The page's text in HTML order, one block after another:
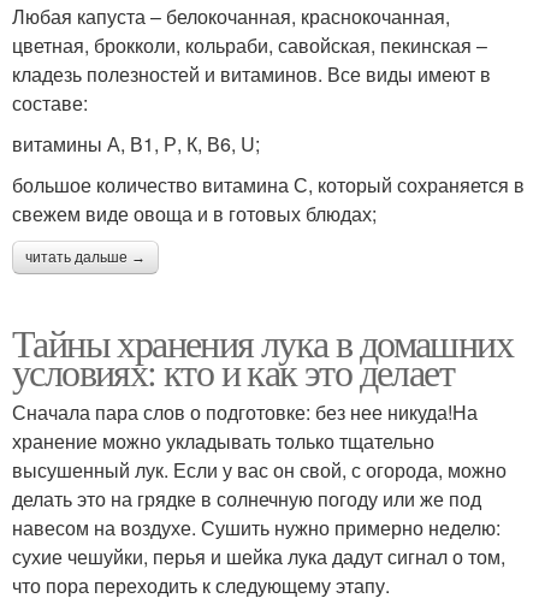
Любая капуста – белокочанная, краснокочанная,
цветная, брокколи, кольраби, савойская, пекинская –
кладезь полезностей и витаминов. Все виды имеют в
составе:
витамины А, В1, Р, К, В6, U;
большое количество витамина С, который сохраняется в
свежем виде овоща и в готовых блюдах;
читать дальше →
Тайны хранения лука в домашних
условиях: кто и как это делает
Сначала пара слов о подготовке: без нее никуда!На
хранение можно укладывать только тщательно
высушенный лук. Если у вас он свой, с огорода, можно
делать это на грядке в солнечную погоду или же под
навесом на воздухе. Сушить нужно примерно неделю:
сухие чешуйки, перья и шейка лука дадут сигнал о том,
что пора переходить к следующему этапу.